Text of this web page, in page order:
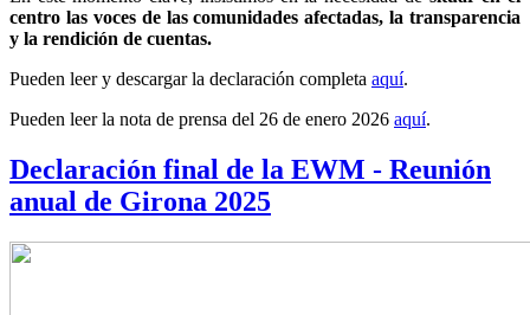
centro las voces de las comunidades afectadas, la transparencia
y la rendición de cuentas.
Pueden leer y descargar la declaración completa aquí.
Pueden leer la nota de prensa del 26 de enero 2026 aquí.
Declaración final de la EWM - Reunión
anual de Girona 2025